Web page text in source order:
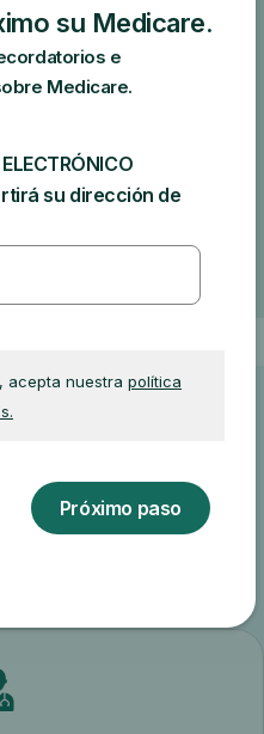
que podría deber
la prueba, artículo o